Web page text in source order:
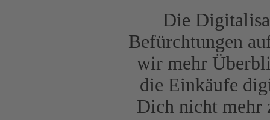
Die
Befürchtungen
wir mehr
die Einkäufe
Dich nicht mehr